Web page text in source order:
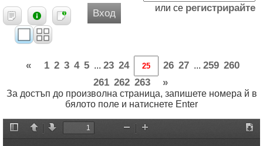
Вход или се регистрирайте
« 1 2 3 4 5 ... 23 24 26 27 ... 259 260
261 262 263 »
За достъп до произволна страница, запишете номера й в
бялото поле и натиснете Enter